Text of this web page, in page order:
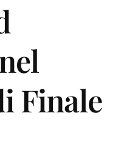
Finale